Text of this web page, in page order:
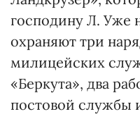
господину Л. Уже
охраняют три
милицейских
«Беркута», два
постовой службы